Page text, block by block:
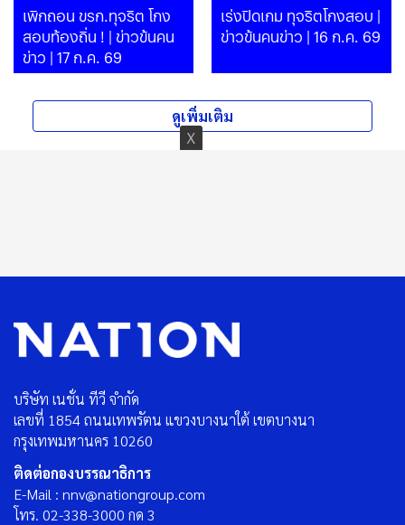
เพิกถอน ขรก.ทุจริต โกง
สอบท้องถิ่น ! | ข่าวข้นคน
ข่าว | 17 ก.ค. 69
เร่งปิดเกม ทุจริตโกงสอบ |
ข่าวข้นคนข่าว | 16 ก.ค. 69
ดูเพิ่มเติม
บริษัท เนชั่น ทีวี จำกัด
เลขที่ 1854 ถนนเทพรัตน แขวงบางนาใต้ เขตบางนา
กรุงเทพมหานคร 10260
ติดต่อกองบรรณาธิการ
E-Mail : nnv@nationgroup.com
โทร. 02-338-3000 กด 3